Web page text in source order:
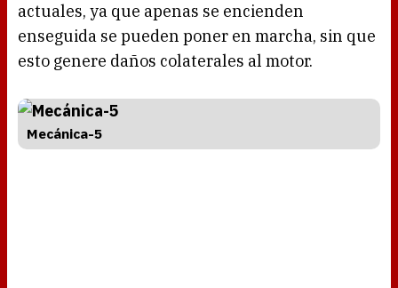
actuales, ya que apenas se encienden
enseguida se pueden poner en marcha, sin que
esto genere daños colaterales al motor.
Mecánica-5